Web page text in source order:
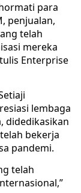
para
penjualan,
telah
mereka
Enterprise
lembaga
didedikasikan
bekerja
pandemi.
telah